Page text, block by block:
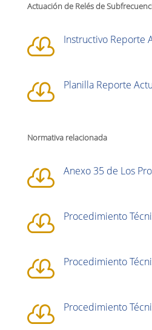
Actuación de Relés de
 Instructivo Reporte
 Planilla Reporte
Normativa relacionada
 Anexo 35 de Los
 Procedimiento
 Procedimiento
 Procedimiento